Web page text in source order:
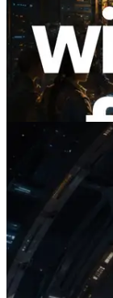
ERPC mở
với phép
Validators
thức ra mắt
Đọc bài viết này